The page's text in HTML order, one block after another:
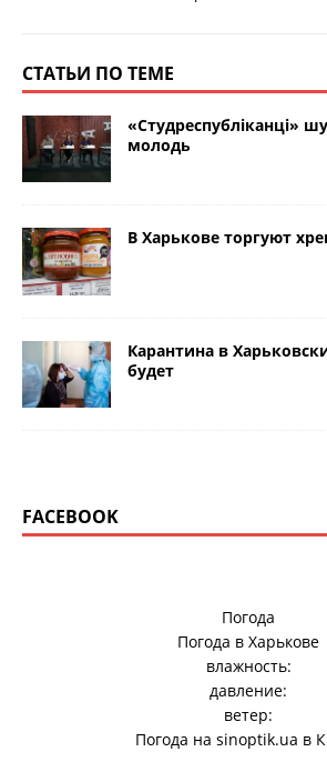
СТАТЬИ ПО ТЕМЕ
«Студреспубліканці»
молодь
В Харькове торгуют
Карантина в
будет
FACEBOOK
Погода
Погода в Харькове
влажность:
давление:
ветер:
Погода на sinoptik.ua в